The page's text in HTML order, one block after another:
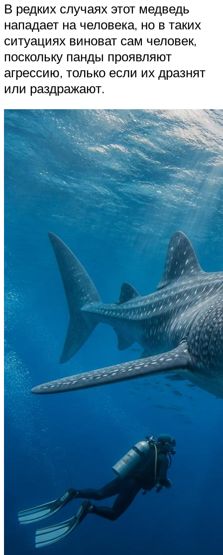
В редких случаях этот медведь
нападает на человека, но в таких
ситуациях виноват сам человек,
поскольку панды проявляют
агрессию, только если их дразнят
или раздражают.